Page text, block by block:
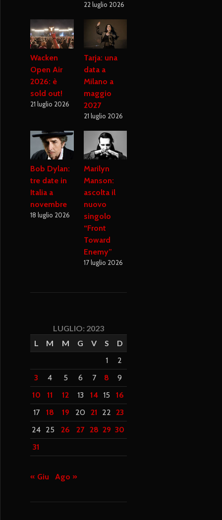
22 luglio 2026
Wacken
Open Air
2026: è
sold out!
21 luglio 2026
Tarja: una
data a
Milano a
maggio
2027
21 luglio 2026
Bob Dylan:
tre date in
Italia a
novembre
18 luglio 2026
Marilyn
Manson:
ascolta il
nuovo
singolo
“Front
Toward
Enemy”
17 luglio 2026
LUGLIO: 2023
L
M M G V S
D
1
2
3
4 5 6 7 8
9
10
11 12 13 14 15
16
17
18 19 20 21 22 23
24 25 26 27 28 29 30
31
« Giu Ago »